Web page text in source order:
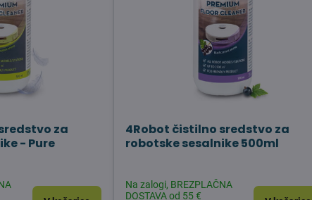
za
- Pure
4Robot čistilno sredstvo za
robotske sesalnike 500ml
Na zalogi, BREZPLAČNA
DOSTAVA od 55 €